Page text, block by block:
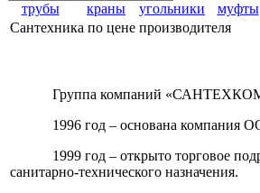
трубы краны угольники муфты
Сантехника по цене производителя
Группа компаний
1996 год – основана компания
1999 год – открыто торговое
санитарно-технического назначения.